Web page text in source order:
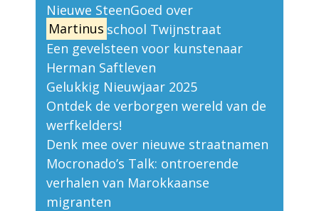
Nieuwe SteenGoed over
Martinus school Twijnstraat
Een gevelsteen voor kunstenaar
Herman Saftleven
Gelukkig Nieuwjaar 2025
Ontdek de verborgen wereld van de
werfkelders!
Denk mee over nieuwe straatnamen
Mocronado’s Talk: ontroerende
verhalen van Marokkaanse
migranten